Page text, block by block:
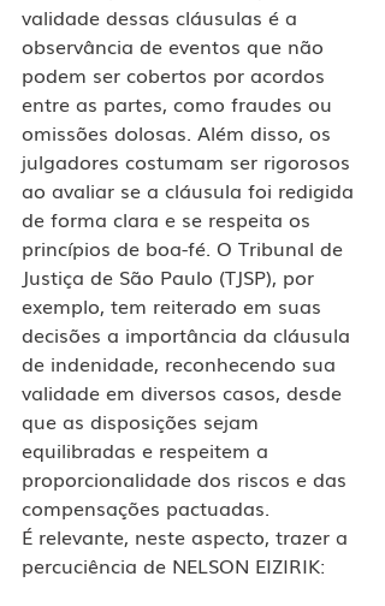
validade dessas cláusulas é a
observância de eventos que não
podem ser cobertos por acordos
entre as partes, como fraudes ou
omissões dolosas. Além disso, os
julgadores costumam ser rigorosos
ao avaliar se a cláusula foi redigida
de forma clara e se respeita os
princípios de boa-fé. O Tribunal de
Justiça de São Paulo (TJSP), por
exemplo, tem reiterado em suas
decisões a importância da cláusula
de indenidade, reconhecendo sua
validade em diversos casos, desde
que as disposições sejam
equilibradas e respeitem a
proporcionalidade dos riscos e das
compensações pactuadas.
É relevante, neste aspecto, trazer a
percuciência de NELSON EIZIRIK: